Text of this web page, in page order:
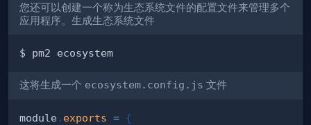
您还可以创建一个称为生态系统文件的配置文件来管理多个
应用程序。生成生态系统文件
这将生成一个 ecosystem.config.js 文件
module . exports = {